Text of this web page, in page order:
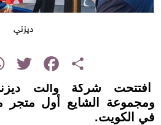
ديزني
Share
Facebook
Twitter
افتتحت شركة والت
ومجموعة الشايع أول متجر
في الكويت.